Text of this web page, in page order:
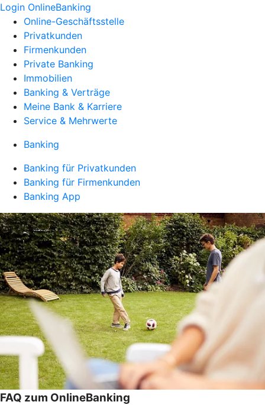
Login OnlineBanking
Online-Geschäftsstelle
Privatkunden
Firmenkunden
Private Banking
Immobilien
Banking & Verträge
Meine Bank & Karriere
Service & Mehrwerte
Banking
Banking für Privatkunden
Banking für Firmenkunden
Banking App
FAQ zum OnlineBanking